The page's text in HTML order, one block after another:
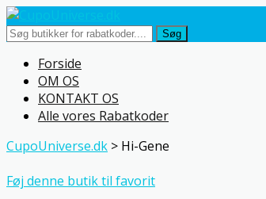
Søg
Skip
content
Forside
OM OS
KONTAKT OS
Alle vores Rabatkoder
CupoUniverse.dk > Hi-Gene
Føj denne butik til favorit